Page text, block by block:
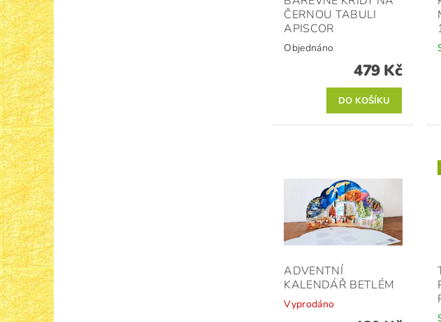
ČERNOU TABULI
APISCOR
Objednáno
479 Kč
ADVENTNÍ
KALENDÁŘ BETLÉM
Vyprodáno